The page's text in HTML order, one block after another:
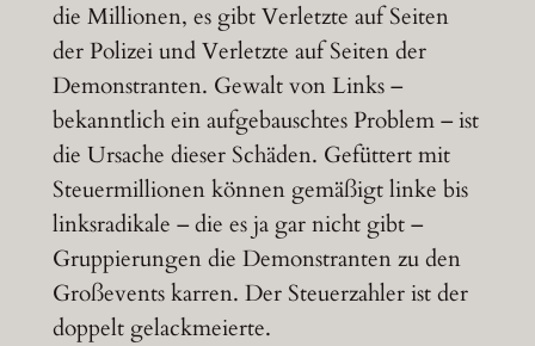
die Millionen, es gibt Verletzte auf Seiten
der Polizei und Verletzte auf Seiten der
Demonstranten. Gewalt von Links –
bekanntlich ein aufgebauschtes Problem – ist
die Ursache dieser Schäden. Gefüttert mit
Steuermillionen können gemäßigt linke bis
linksradikale – die es ja gar nicht gibt –
Gruppierungen die Demonstranten zu den
Großevents karren. Der Steuerzahler ist der
doppelt gelackmeierte.